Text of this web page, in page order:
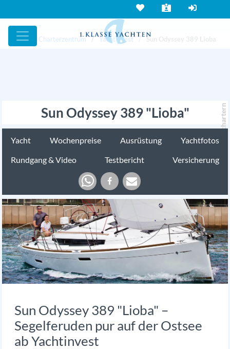
Yacht und Charterzentrum Yachtinvest Sun Odyssey 389 Lioba
Sun Odyssey 389 "Lioba" chartern
Yacht Wochenpreise Ausrüstung
Yachtfotos
Rundgang & Video
Testbericht Versicherung
Sun Odyssey 389 "Lioba" –
Segelferuden pur auf der Ostsee
ab Yachtinvest